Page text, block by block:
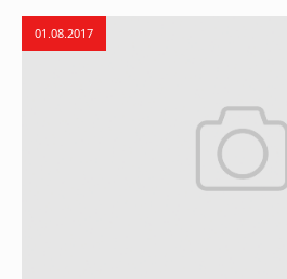
01.08.2017